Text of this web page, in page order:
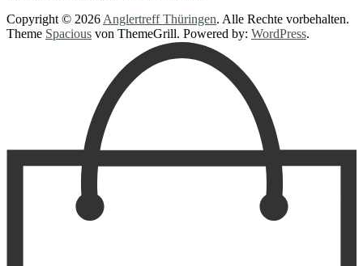
Copyright © 2026Anglertreff Thüringen. Alle Rechte vorbehalten.
Theme Spacious von ThemeGrill. Powered by: WordPress.